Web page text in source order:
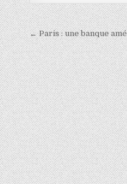
Navigation
de
l’article
← Paris : une banque